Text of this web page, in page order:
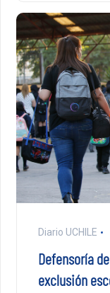
Diario UCHILE
Defensoría
exclusión